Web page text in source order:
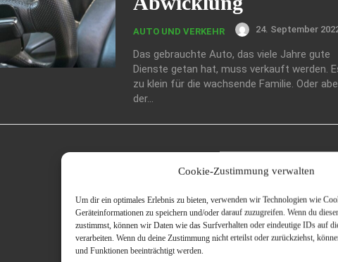
Cookie-Zustimmung verwalten
Um dir ein optimales Erlebnis zu bieten, verwenden wir Technologien wie
Geräteinformationen zu speichern und/oder darauf zuzugreifen. Wenn du
zustimmst, können wir Daten wie das Surfverhalten oder eindeutige IDs auf
verarbeiten. Wenn du deine Zustimmung nicht erteilst oder zurückziehst,
und Funktionen beeinträchtigt werden.
AUTO UND VERKEHR 24. September
Das gebrauchte Auto, das viele Jahre gute
Dienste getan hat, muss verkauft werden.
zu klein für die wachsende Familie. Oder
der...